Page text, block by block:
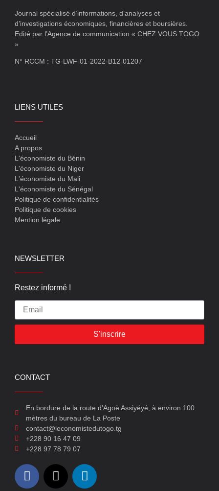
Journal spécialisé d’informations, d’analyses et
d’investigations économiques, financières et boursières.
Edité par l’Agence de communication « CHEZ VOUS TOGO
»
N° RCCM : TG-LWF-01-2022-B12-01207
LIENS UTILES
Accueil
A propos
L'économiste du Bénin
L'économiste du Niger
L'économiste du Mali
L'économiste du Sénégal
Politique de confidentialités
Politique de cookies
Mention légale
NEWSLETTER
Restez informé !
S'inscrire
CONTACT
En bordure de la route d’Agoè Assiyéyé, à environ 100
mètres du bureau de La Poste
contact@leconomistedutogo.tg
+228 90 16 47 09
+228 97 78 79 07